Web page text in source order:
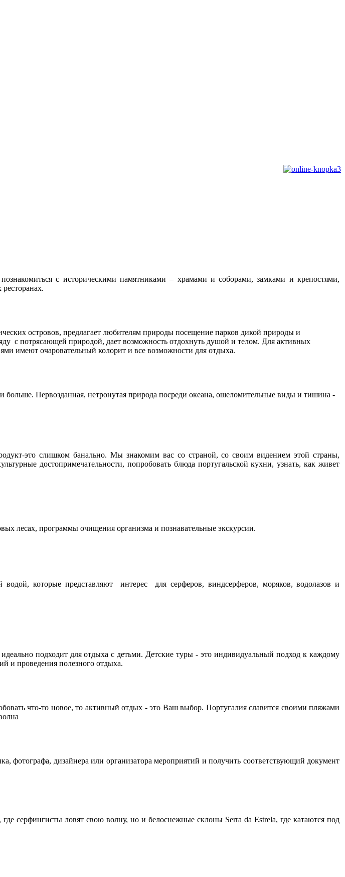
с историческими памятниками – храмами и соборами, замками и крепостями,
островов, предлагает любителям природы посещение парков дикой природы и
с потрясающей природой, дает возможность отдохнуть душой и телом. Для активных
имеют очаровательный колорит и все возможности для отдыха.
больше. Первозданная, нетронутая природа посреди океана, ошеломительные виды и тишина -
это слишком банально. Мы знакомим вас со страной, со своим видением этой страны,
достопримечательности, попробовать блюда португальской кухни, узнать, как живет
лесах, программы очищения организма и познавательные экскурсии.
которые представляют интерес для серферов, виндсерферов, моряков, водолазов и
подходит для отдыха с детьми. Детские туры - это индивидуальный подход к каждому
и проведения полезного отдыха.
что-то новое, то активный отдых - это Ваш выбор. Португалия славится своими пляжами
фотографа, дизайнера или организатора мероприятий и получить соответствующий документ
серфингисты ловят свою волну, но и белоснежные склоны Serra da Estrela, где катаются под